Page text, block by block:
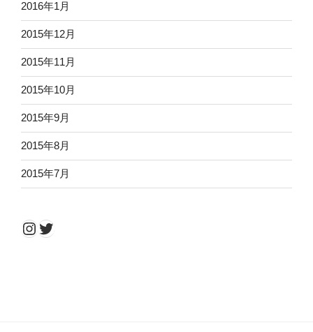
2016年1月
2015年12月
2015年11月
2015年10月
2015年9月
2015年8月
2015年7月
Instagram
Twitter